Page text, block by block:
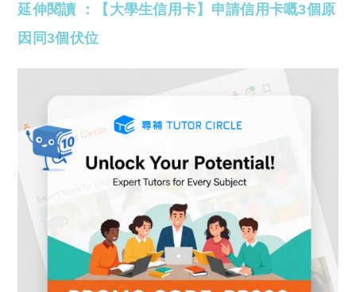
延伸閱讀 ：【大學生信用卡】申請信用卡嘅3個原
因同3個伏位